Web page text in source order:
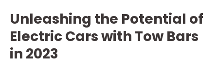
Unleashing the Potential of
Electric Cars with Tow Bars
in 2023